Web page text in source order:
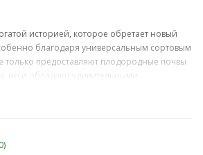
историей, которое обретает новый
благодаря универсальным сортовым
только предоставляют плодородные почвы
но и обладают удивительными
для человека. В данной статье мы